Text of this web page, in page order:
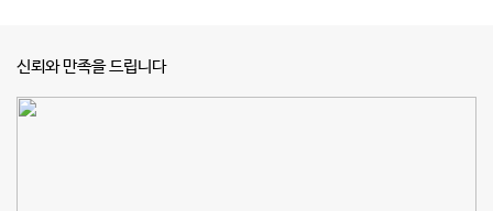
신뢰와 만족을 드립니다